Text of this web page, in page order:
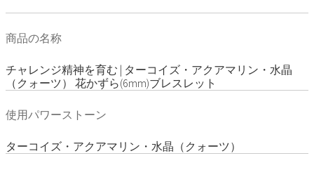
商品の名称
チャレンジ精神を育む | ターコイズ・アクアマリン・水晶
（クォーツ） 花かずら(6mm)ブレスレット
使用パワーストーン
ターコイズ・アクアマリン・水晶（クォーツ）